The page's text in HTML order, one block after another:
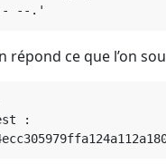
répond ce que l’on
: